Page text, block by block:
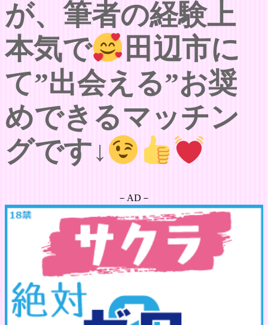
が、筆者の経験上
本気で
田辺市に
て”出会える”お奨
めできるマッチン
グです↓
－AD－